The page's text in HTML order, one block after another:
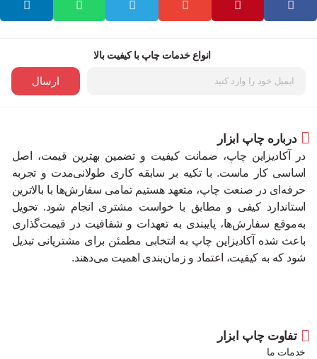
انواع خدمات چاپ با کیفیت بالا
ارسال
درباره چاپ ابزار
در آکادیزاین چاپ، ضمانت کیفیت و تضمین بهترین قیمت، اصل
اساسی کار ماست. با تکیه بر سابقه کاری طولانی‌مدت و تجربه
حرفه‌ای در صنعت چاپ، متعهد هستیم تمامی سفارش‌ها با بالاترین
استاندارد کیفی و مطابق با خواست مشتری انجام شود. تحویل
به‌موقع سفارش‌ها، پایبندی به تعهدات و شفافیت در قیمت‌گذاری
باعث شده آکادیزاین چاپ به انتخابی مطمئن برای مشتریانی تبدیل
شود که به کیفیت، اعتماد و زمان‌بندی اهمیت می‌دهند.
تفاوت چاپ ابزار
خدمات ما